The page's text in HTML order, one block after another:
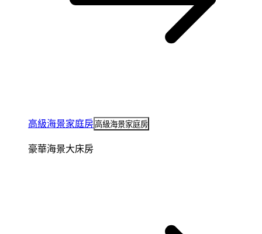
高級海景家庭房高級海景家庭房
豪華海景大床房